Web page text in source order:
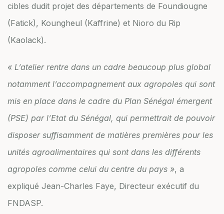
cibles dudit projet des départements de Foundiougne
(Fatick), Koungheul (Kaffrine) et Nioro du Rip
(Kaolack).
« L’atelier rentre dans un cadre beaucoup plus global
notamment l’accompagnement aux agropoles qui sont
mis en place dans le cadre du Plan Sénégal émergent
(PSE) par l’Etat du Sénégal, qui permettrait de pouvoir
disposer suffisamment de matières premières pour les
unités agroalimentaires qui sont dans les différents
agropoles comme celui du centre du pays », a
expliqué Jean-Charles Faye, Directeur exécutif du
FNDASP.